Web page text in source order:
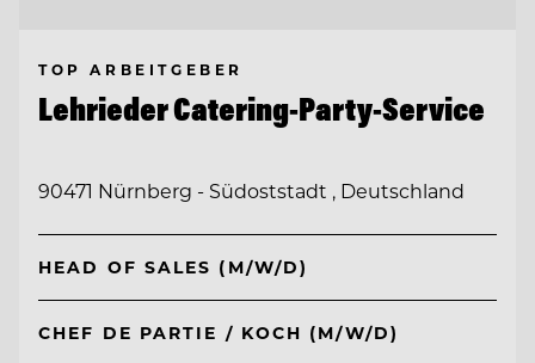
TOP ARBEITGEBER
Lehrieder Catering-Party-Service
90471 Nürnberg - Südoststadt , Deutschland
HEAD OF SALES (M/W/D)
CHEF DE PARTIE / KOCH (M/W/D)